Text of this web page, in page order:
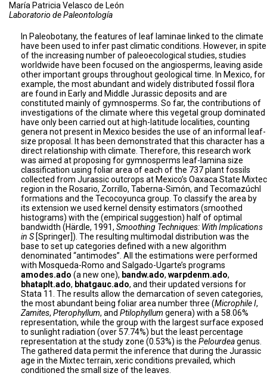
María Patricia Velasco de León
Laboratorio de Paleontología
In Paleobotany, the features of leaf laminae linked to the climate
have been used to infer past climatic conditions. However, in spite
of the increasing number of paleoecological studies, studies
worldwide have been focused on the angiosperms, leaving aside
other important groups throughout geological time. In Mexico, for
example, the most abundant and widely distributed fossil flora
are found in Early and Middle Jurassic deposits and are
constituted mainly of gymnosperms. So far, the contributions of
investigations of the climate where this vegetal group dominated
have only been carried out at high-latitude localities, counting
genera not present in Mexico besides the use of an informal leaf-
size proposal. It has been demonstrated that this character has a
direct relationship with climate. Therefore, this research work
was aimed at proposing for gymnosperms leaf-lamina size
classification using foliar area of each of the 737 plant fossils
collected from Jurassic outcrops at Mexico’s Oaxaca State Mixtec
region in the Rosario, Zorrillo, Taberna-Simón, and Tecomazúchl
formations and the Tecocoyunca group. To classify the area by
its extension we used kernel density estimators (smoothed
histograms) with the (empirical suggestion) half of optimal
bandwidth (Härdle, 1991, Smoothing Techniques: With Implications
in S [Springer]). The resulting multimodal distribution was the
base to set up categories defined with a new algorithm
denominated “antimodes”. All the estimations were performed
with Mosqueda-Romo and Salgado-Ugarte’s programs
amodes.ado (a new one), bandw.ado, warpdenm.ado,
bhataplt.ado, bhatgauc.ado, and their updated versions for
Stata 11. The results allow the demarcation of seven categories,
the most abundant being foliar area number three (Microphile I,
Zamites, Pterophyllum, and Ptilophyllum genera) with a 58.06%
representation, while the group with the largest surface exposed
to sunlight radiation (over 57.74%) but the least percentage
representation at the study zone (0.53%) is the Pelourdeagenus.
The gathered data permit the inference that during the Jurassic
age in the Mixtec terrain, xeric conditions prevailed, which
conditioned the small size of the leaves.